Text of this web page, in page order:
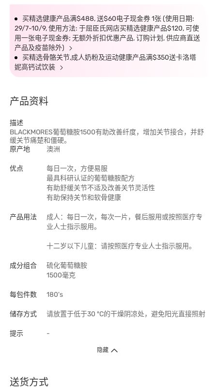
买精选健康产品满$488, 送$60电子现金券 1张 (使用日期:
29/7-10/9, 使用方法: 于屈臣氏网店买精选健康产品$120, 可使
用一张电子现金券; 无额外折扣优惠产品, 订购计划, 供应商直送
产品及疫苗除外)
买精选骨骼关节,成人奶粉及运动健康产品满$350送卡洛塔
妮高钙试饮装
产品资料
描述
BLACKMORES葡萄糖胺1500有助改善纤度，增加关节接合，并舒
缓关节痛楚和僵硬。
原产地
澳洲
优点
每日一次，方便易服
最具科研认证的葡萄糖胺配方
有助舒缓关节不适及改善关节灵活性
有助保持关节和软骨健康
产品用法
成人：每日一次，每次一片，餐后服用或按照医疗专
业人士指示服用。
十二岁以下儿童：请按照医疗专业人士指示服用。
成分组合
硫化葡萄糖胺
1500毫克
每包件数 180's
储存方式 请放置于低于30 ºC的干燥阴凉处，避免阳光直接照射
提示 -
隐藏
送货方式